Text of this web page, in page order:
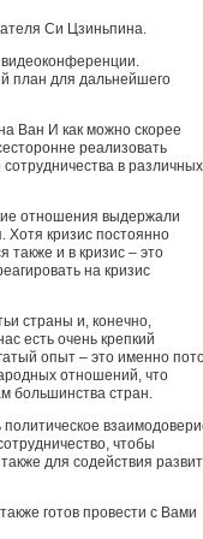
Си Цзиньпина.
план для дальнейшего
Ван И как можно скорее
реализовать
в различных
отношения выдержали
Хотя кризис постоянно
также и в кризис – это
на кризис
страны и, конечно,
есть очень крепкий
опыт – это именно
отношений, что
большинства стран.
чтобы
для содействия
готов провести с Вами